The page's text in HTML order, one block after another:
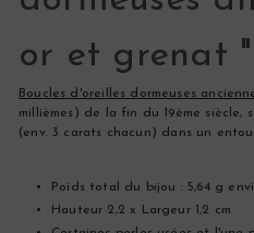
or et grenat
Boucles d'oreilles dormeuses
millièmes) de la fin du 19ème siècle,
(env. 3 carats chacun) dans un
Poids total du bijou : 5,64 g
Hauteur 2,2 x Largeur 1,2 cm.